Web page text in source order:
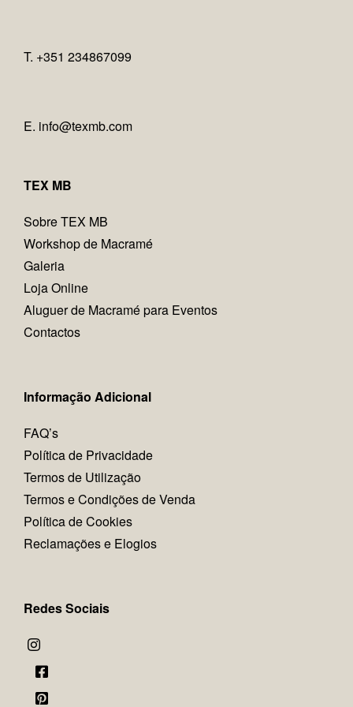
T. +351 234867099
E. info@texmb.com
TEX MB
Sobre TEX MB
Workshop de Macramé
Galeria
Loja Online
Aluguer de Macramé para Eventos
Contactos
Informação Adicional
FAQ’s
Política de Privacidade
Termos de Utilização
Termos e Condições de Venda
Política de Cookies
Reclamações e Elogios
Redes Sociais